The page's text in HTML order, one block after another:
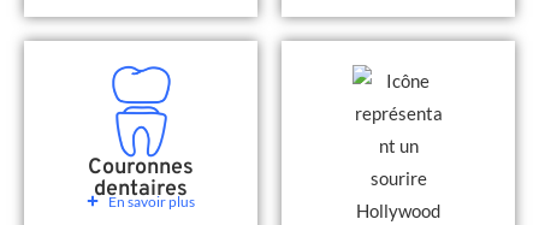
Couronnes
dentaires
En savoir plus